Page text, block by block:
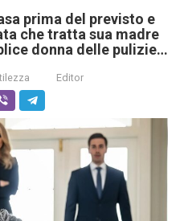
prima del previsto e
che tratta sua madre
donna delle pulizie…
Editor